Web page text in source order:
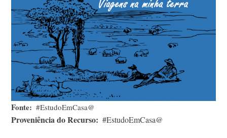
Fonte #EstudoEmCasa@
Proveniência do Recurso #EstudoEmCasa@